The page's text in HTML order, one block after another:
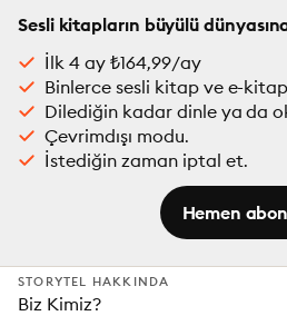
Sesli kitapların büyülü
İlk 4 ay ₺164,99/ay
Binlerce sesli kitap ve e-
Dilediğin kadar dinle ya da
Çevrimdışı modu.
İstediğin zaman iptal et.
Hemen
STORYTEL HAKKINDA
Biz Kimiz?